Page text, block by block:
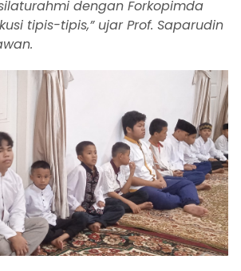
dengan Forkopimda
tipis-tipis,” ujar Prof. Saparudin